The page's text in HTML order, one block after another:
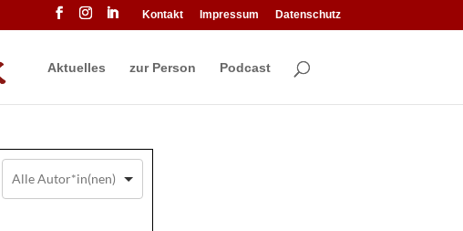
Kontakt Impressum Datenschutz
Aktuelles zur Person Podcast